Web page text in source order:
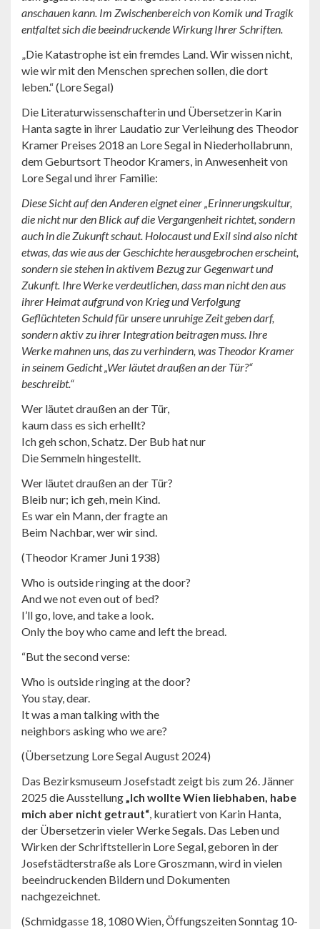
anschauen kann. Im Zwischenbereich von Komik und Tragik
entfaltet sich die beeindruckende Wirkung Ihrer Schriften.
„Die Katastrophe ist ein fremdes Land. Wir wissen nicht,
wie wir mit den Menschen sprechen sollen, die dort
leben.“ (Lore Segal)
Die Literaturwissenschafterin und Übersetzerin Karin
Hanta sagte in ihrer Laudatio zur Verleihung des Theodor
Kramer Preises 2018 an Lore Segal in Niederhollabrunn,
dem Geburtsort Theodor Kramers, in Anwesenheit von
Lore Segal und ihrer Familie:
Diese Sicht auf den Anderen eignet einer „Erinnerungskultur,
die nicht nur den Blick auf die Vergangenheit richtet, sondern
auch in die Zukunft schaut. Holocaust und Exil sind also nicht
etwas, das wie aus der Geschichte herausgebrochen erscheint,
sondern sie stehen in aktivem Bezug zur Gegenwart und
Zukunft. Ihre Werke verdeutlichen, dass man nicht den aus
ihrer Heimat aufgrund von Krieg und Verfolgung
Geflüchteten Schuld für unsere unruhige Zeit geben darf,
sondern aktiv zu ihrer Integration beitragen muss. Ihre
Werke mahnen uns, das zu verhindern, was Theodor Kramer
in seinem Gedicht „Wer läutet draußen an der Tür?“
beschreibt.“
Wer läutet draußen an der Tür,
kaum dass es sich erhellt?
Ich geh schon, Schatz. Der Bub hat nur
Die Semmeln hingestellt.
Wer läutet draußen an der Tür?
Bleib nur; ich geh, mein Kind.
Es war ein Mann, der fragte an
Beim Nachbar, wer wir sind.
(Theodor Kramer Juni 1938)
Who is outside ringing at the door?
And we not even out of bed?
I’ll go, love, and take a look.
Only the boy who came and left the bread.
“But the second verse:
Who is outside ringing at the door?
You stay, dear.
It was a man talking with the
neighbors asking who we are?
(Übersetzung Lore Segal August 2024)
Das Bezirksmuseum Josefstadt zeigt bis zum 26. Jänner
2025 die Ausstellung„Ich wollte Wien liebhaben, habe
mich aber nicht getraut“, kuratiert von Karin Hanta,
der Übersetzerin vieler Werke Segals. Das Leben und
Wirken der Schriftstellerin Lore Segal, geboren in der
Josefstädterstraße als Lore Groszmann, wird in vielen
beeindruckenden Bildern und Dokumenten
nachgezeichnet.
(Schmidgasse 18, 1080 Wien, Öffungszeiten Sonntag 10-